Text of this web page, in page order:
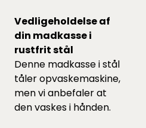
Vedligeholdelse af
din madkasse i
rustfrit stål
Denne madkasse i stål
tåler opvaskemaskine,
men vi anbefaler at
den vaskes i hånden.